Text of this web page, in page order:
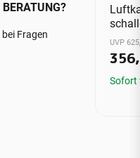
Fragen
UVP
Sofort